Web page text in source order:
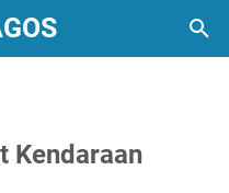
Kendaraan